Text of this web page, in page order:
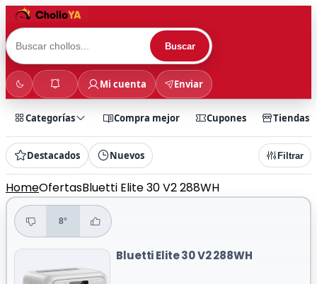
Buscar
Mi cuenta Enviar
Categorías Compra mejor Cupones Tiendas
Destacados Nuevos Filtrar
HomeOfertasBluetti Elite 30 V2 288WH
8°
Bluetti Elite 30 V2 288WH